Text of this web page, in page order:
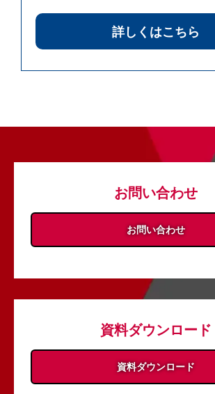
詳しくはこちら
お問い合わせ
お問い合わせ
資料ダウンロード
資料ダウンロード